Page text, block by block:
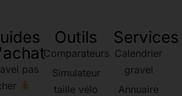
pas
Outils
Comparateurs
Simulateur
taille vélo
Services
Calendrier
gravel
Annuaire